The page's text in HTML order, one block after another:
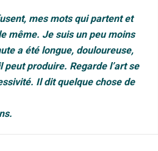
mes mots qui partent et
même. Je suis un peu moins
a été longue, douloureuse,
peut produire. Regarde l’art se
Il dit quelque chose de